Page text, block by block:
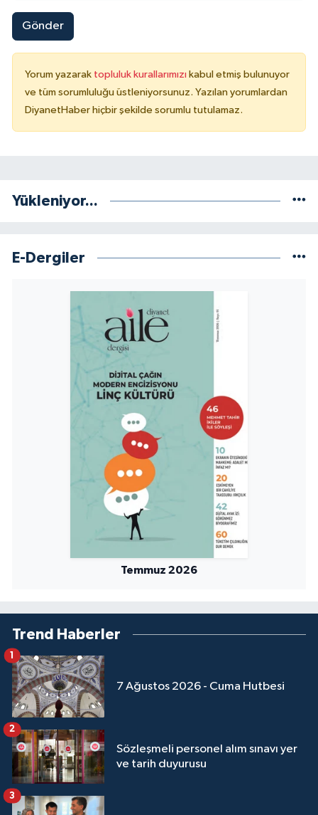
Gönder
Yorum yazarak topluluk kurallarımızı kabul etmiş bulunuyor
ve tüm sorumluluğu üstleniyorsunuz. Yazılan yorumlardan
DiyanetHaber hiçbir şekilde sorumlu tutulamaz.
Yükleniyor...
E-Dergiler
Temmuz 2026
Trend Haberler
7 Ağustos 2026 - Cuma Hutbesi
1
Sözleşmeli personel alım sınavı yer
ve tarih duyurusu
2
3